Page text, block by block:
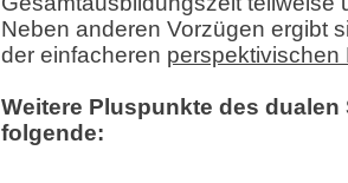
Neben anderen Vorzügen ergibt
der einfacheren perspektivischen
Weitere Pluspunkte des
folgende: